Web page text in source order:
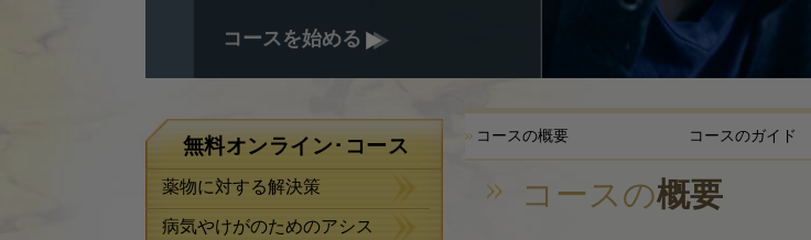
コースを始める
コースの概要 コースのガイド
コースの概要
無料オンライン･コース
薬物に対する解決策
病気やけがのためのアシス